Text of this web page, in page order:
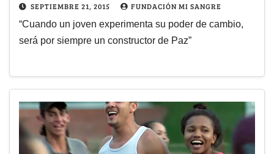
SEPTIEMBRE 21, 2015 FUNDACIÓN MI SANGRE
“Cuando un joven experimenta su poder de cambio,
será por siempre un constructor de Paz”